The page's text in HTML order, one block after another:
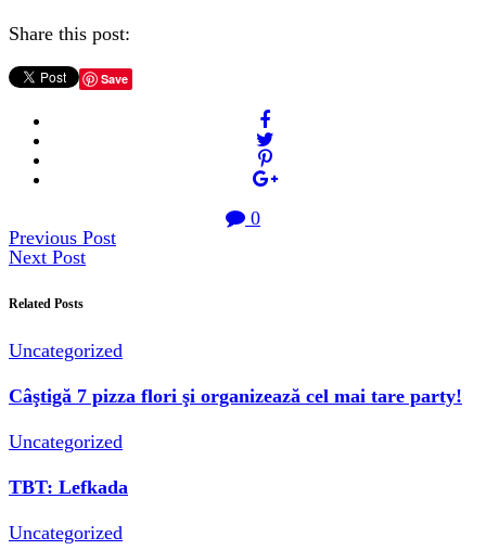
Share this post:
Save
0
Previous Post
Next Post
Related Posts
Uncategorized
Câştigă 7 pizza flori şi organizează cel mai tare party!
Uncategorized
TBT: Lefkada
Uncategorized